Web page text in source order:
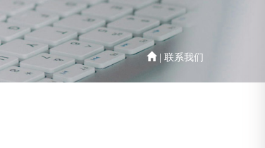
| 联系我们